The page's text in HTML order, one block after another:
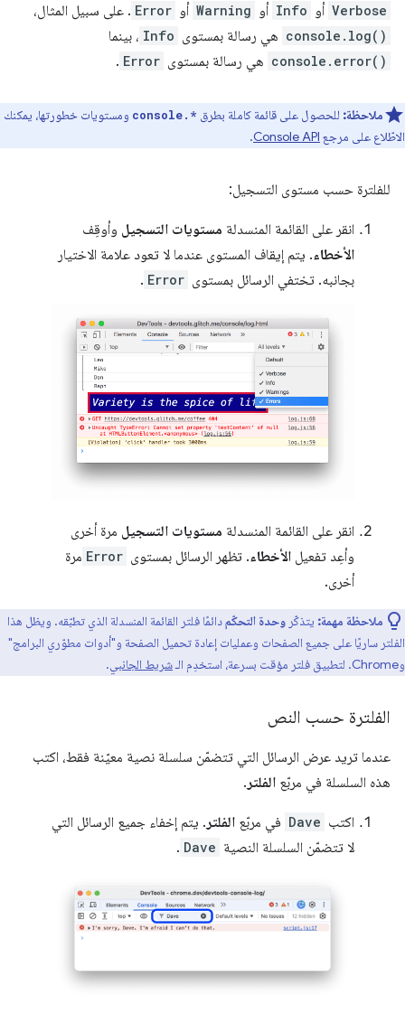
Verbose أو Info أو Warning أو Error . على سبيل المثال،
console.log() هي رسالة بمستوى Info ، بينما
console.error() هي رسالة بمستوى Error
.
ملاحظة: للحصول على قائمة كاملة بطرق console.* ومستويات خطورتها، يمكنك
الاطّلاع على مرجع Console API
.
للفلترة حسب مستوى التسجيل:
انقر على القائمة المنسدلة مستويات التسجيل وأوقِف
الأخطاء. يتم إيقاف المستوى عندما لا تعود علامة الاختيار
بجانبه. تختفي الرسائل بمستوى Error
.
انقر على القائمة المنسدلة مستويات التسجيل مرة أخرى
وأعِد تفعيل الأخطاء. تظهر الرسائل بمستوى Error مرة
أخرى.
ملاحظة مهمة: يتذكّر وحدة التحكّمدائمًا فلتر القائمة المنسدلة الذي تطبّقه. ويظل هذا
الفلتر ساريًا على جميع الصفحات وعمليات إعادة تحميل الصفحة و"أدوات مطوّري البرامج"
وChrome. لتطبيق فلتر مؤقت بسرعة، استخدِم الـ
شريط الجانبي.
الفلترة حسب النص
عندما تريد عرض الرسائل التي تتضمّن سلسلة نصية معيّنة فقط، اكتب
هذه السلسلة في مربّع الفلتر .
اكتب Dave في مربّع الفلتر . يتم إخفاء جميع الرسائل التي
لا تتضمّن السلسلة النصية Dave
.